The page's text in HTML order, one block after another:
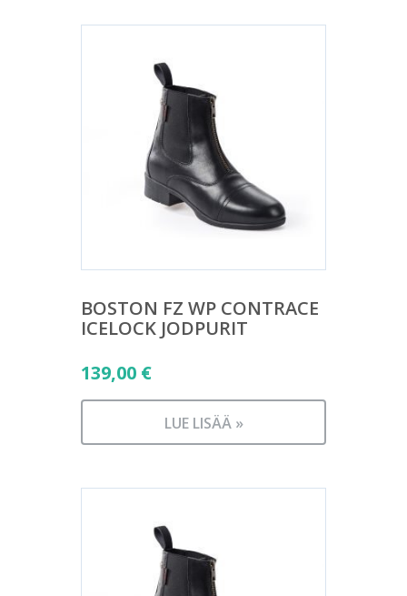
BOSTON FZ WP CONTRACE
ICELOCK JODPURIT
139,00 €
LUE LISÄÄ »